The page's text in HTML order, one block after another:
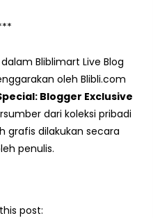
Bliblimart Live Blog
oleh Blibli.com
Blogger Exclusive
dari koleksi pribadi
grafis dilakukan secara
penulis.
post: